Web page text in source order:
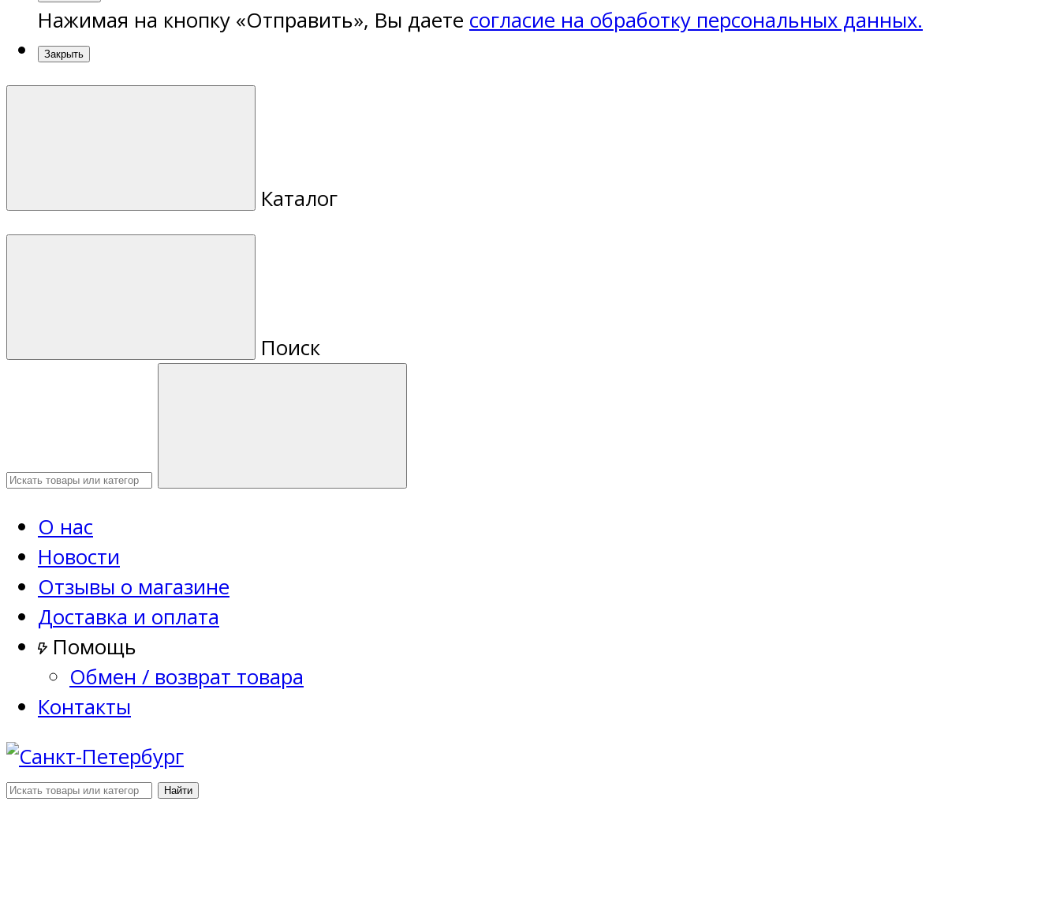
Нажимая на кнопку «Отправить», Вы даете согласие на обработку персональных данных.
Закрыть
Каталог
Поиск
О нас
Новости
Отзывы о магазине
Доставка и оплата
Помощь
Обмен / возврат товара
Контакты
Найти